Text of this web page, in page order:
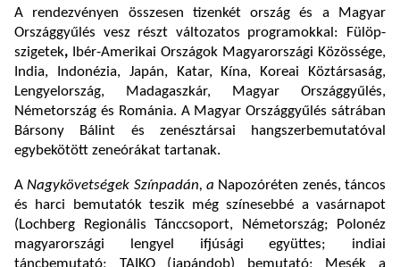
A rendezvényen összesen tizenkét ország és a Magyar
Országgyűlés vesz részt változatos programokkal:
Fülöp-
szigetek,
Ibér-Amerikai Országok Magyarországi Közössége,
India, Indonézia, Japán, Katar, Kína, Koreai Köztársaság,
Lengyelország, Madagaszkár, Magyar Országgyűlés,
Németország és Románia. A Magyar Országgyűlés sátrában
Bársony Bálint és zenésztársai hangszerbemutatóval
egybekötött zeneórákat tartanak.
ANagykövetségek Színpadán, a Napozóréten zenés, táncos
és harci bemutatók teszik még színesebbé a vasárnapot
(Lochberg Regionális Tánccsoport, Németország; Polonéz
magyarországi lengyel ifjúsági együttes; indiai
táncbemutató; TAIKO (japándob) bemutató; Mesék a